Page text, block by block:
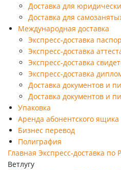
Доставка для
Доставка для
Международная доставка
Экспресс-доставка
Экспресс-доставка
Экспресс-доставка
Экспресс-доставка
Доставка документов и
Доставка документов и
Упаковка
Аренда абонентского ящика
Бизнес перевод
Полиграфия
Главная Экспресс-доставка по
Ветлугу